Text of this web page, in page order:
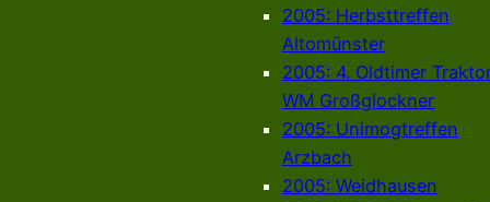
2005: Herbsttreffen
Altomünster
2005: 4. Oldtimer
WM Großglockner
2005: Unimogtreffen
Arzbach
2005: Weidhausen